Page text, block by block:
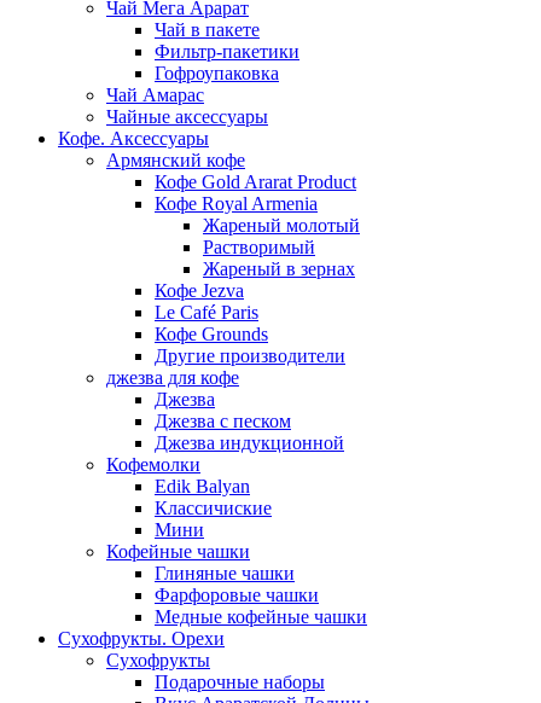
Чай Мега Арарат
Чай в пакете
Фильтр-пакетики
Гофроупаковка
Чай Амарас
Чайные аксессуары
Кофе. Аксессуары
Армянский кофе
Кофе Gold Ararat Product
Кофе Royal Armenia
Жареный молотый
Растворимый
Жареный в зернах
Кофе Jezva
Le Café Paris
Кофе Grounds
Другие производители
джезва для кофе
Джезва
Джезва с песком
Джезва индукционной
Кофемолки
Edik Balyan
Классичиские
Мини
Кофейные чашки
Глиняные чашки
Фарфоровые чашки
Медные кофейные чашки
Сухофрукты. Орехи
Сухофрукты
Подарочные наборы